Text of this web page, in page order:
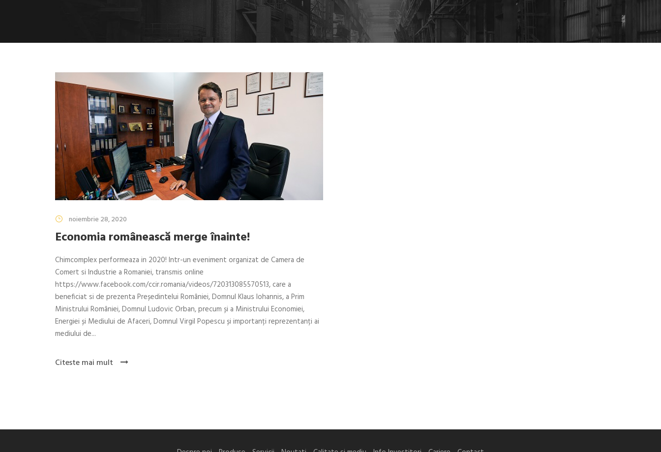
noiembrie 28, 2020
Economia românească merge înainte!
Chimcomplex performeaza in 2020! Intr-un eveniment organizat de Camera de
Comert si Industrie a Romaniei, transmis online
https://www.facebook.com/ccir.romania/videos/720313085570513, care a
beneficiat si de prezenta Președintelui României, Domnul Klaus Iohannis, a Prim
Ministrului României, Domnul Ludovic Orban, precum și a Ministrului Economiei,
Energiei și Mediului de Afaceri, Domnul Virgil Popescu și importanți reprezentanți ai
mediului de...
Citeste mai mult